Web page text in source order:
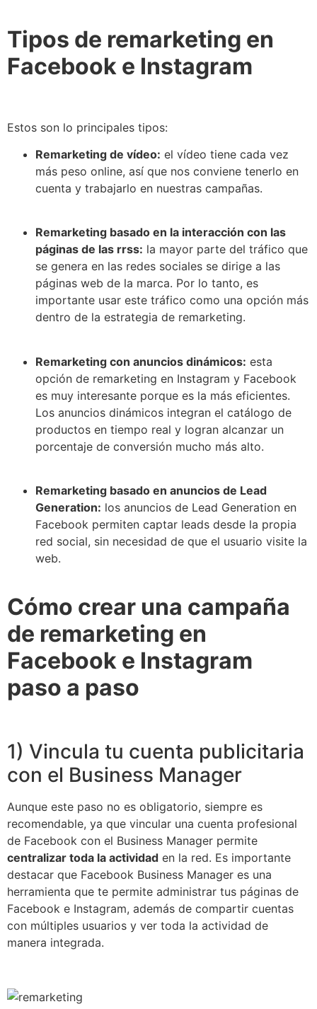
Tipos de remarketing en
Facebook e Instagram
Estos son lo principales tipos:
Remarketing de vídeo: el vídeo tiene cada vez
más peso online, así que nos conviene tenerlo en
cuenta y trabajarlo en nuestras campañas.
Remarketing basado en la interacción con las
páginas de las rrss: la mayor parte del tráfico que
se genera en las redes sociales se dirige a las
páginas web de la marca. Por lo tanto, es
importante usar este tráfico como una opción más
dentro de la estrategia de remarketing.
Remarketing con anuncios dinámicos: esta
opción de remarketing en Instagram y Facebook
es muy interesante porque es la más eficientes.
Los anuncios dinámicos integran el catálogo de
productos en tiempo real y logran alcanzar un
porcentaje de conversión mucho más alto.
Remarketing basado en anuncios de Lead
Generation: los anuncios de Lead Generation en
Facebook permiten captar leads desde la propia
red social, sin necesidad de que el usuario visite la
web.
Cómo crear una campaña
de remarketing en
Facebook e Instagram
paso a paso
1) Vincula tu cuenta publicitaria
con el Business Manager
Aunque este paso no es obligatorio, siempre es
recomendable, ya que vincular una cuenta profesional
de Facebook con el Business Manager permite
centralizar toda la actividad en la red. Es importante
destacar que Facebook Business Manager es una
herramienta que te permite administrar tus páginas de
Facebook e Instagram, además de compartir cuentas
con múltiples usuarios y ver toda la actividad de
manera integrada.